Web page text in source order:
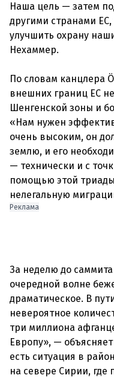
Наша цель — затем
другими странами
улучшить охрану
Нехаммер.
По словам канцлера
внешних границ ЕС
Шенгенской зоны и
«Нам нужен
очень высоким, он
землю, и его
— технически и с
помощью этой
Реклама
За неделю до
очередной волне
драматическое. В
невероятное
три миллиона
Европу», —
есть ситуация в
на севере Сирии,